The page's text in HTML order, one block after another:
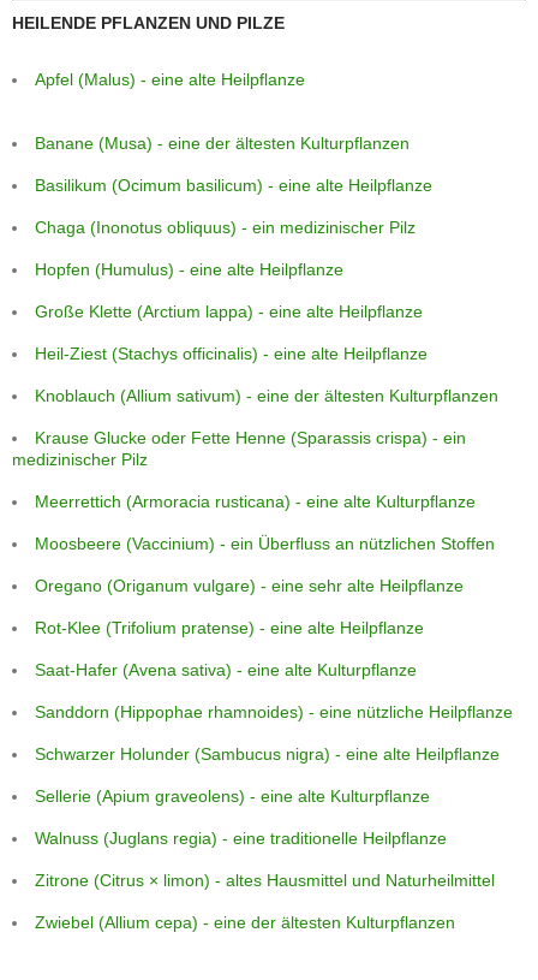
HEILENDE PFLANZEN UND PILZE
Apfel (Malus) - eine alte Heilpflanze
Banane (Musa) - eine der ältesten Kulturpflanzen
Basilikum (Ocimum basilicum) - eine alte Heilpflanze
Chaga (Inonotus obliquus) - ein medizinischer Pilz
Hopfen (Humulus) - eine alte Heilpflanze
Große Klette (Arctium lappa) - eine alte Heilpflanze
Heil-Ziest (Stachys officinalis) - eine alte Heilpflanze
Knoblauch (Allium sativum) - eine der ältesten Kulturpflanzen
Krause Glucke oder Fette Henne (Sparassis crispa) - ein
medizinischer Pilz
Meerrettich (Armoracia rusticana) - eine alte Kulturpflanze
Moosbeere (Vaccinium) - ein Überfluss an nützlichen Stoffen
Oregano (Origanum vulgare) - eine sehr alte Heilpflanze
Rot-Klee (Trifolium pratense) - eine alte Heilpflanze
Saat-Hafer (Avena sativa) - eine alte Kulturpflanze
Sanddorn (Hippophae rhamnoides) - eine nützliche Heilpflanze
Schwarzer Holunder (Sambucus nigra) - eine alte Heilpflanze
Sellerie (Apium graveolens) - eine alte Kulturpflanze
Walnuss (Juglans regia) - eine traditionelle Heilpflanze
Zitrone (Citrus × limon) - altes Hausmittel und Naturheilmittel
Zwiebel (Allium cepa) - eine der ältesten Kulturpflanzen